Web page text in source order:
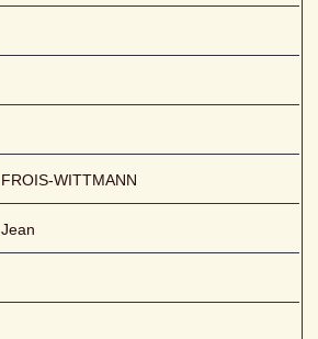
FROIS-WITTMANN
Jean